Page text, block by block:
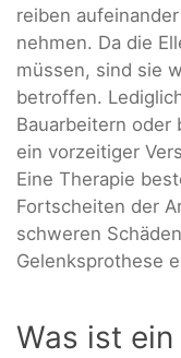
reiben
nehmen. Da die
müssen, sind sie
betroffen.
Bauarbeitern oder
ein vorzeitiger
Eine Therapie
Fortscheiten der
schweren
Gelenksprothese
Was ist ein